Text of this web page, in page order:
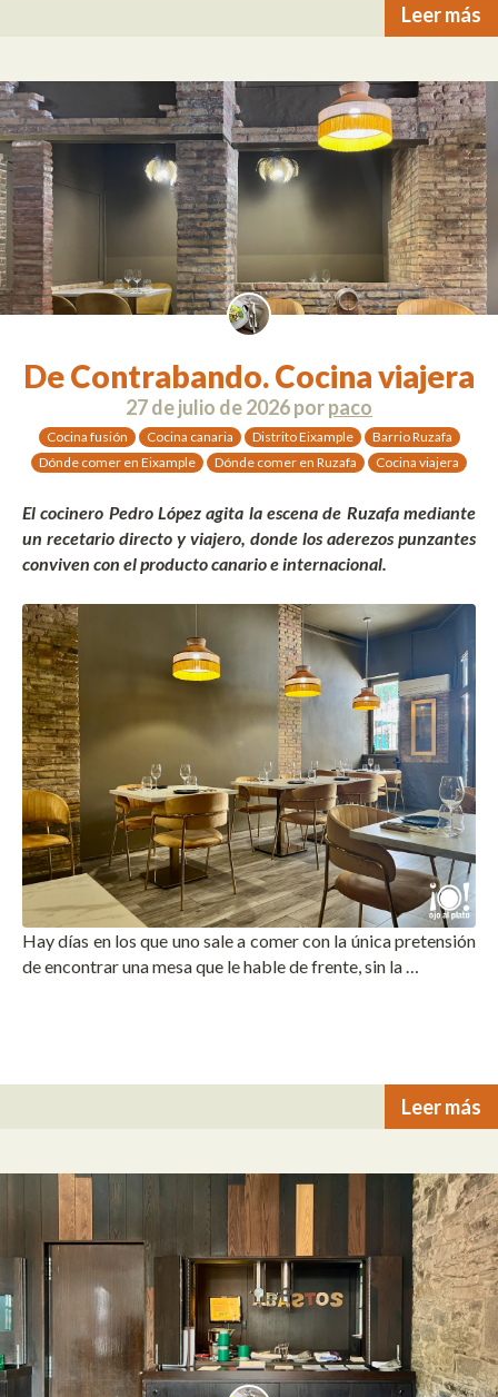
Leer más
De Contrabando. Cocina viajera
27 de julio de 2026porpaco
Cocina fusión Cocina canaria Distrito Eixample
Barrio Ruzafa
Dónde comer en Eixample
Dónde comer en Ruzafa Cocina viajera
El cocinero Pedro López agita la escena de Ruzafa mediante
un recetario directo y viajero, donde los aderezos punzantes
conviven con el producto canario e internacional.
Hay días en los que uno sale a comer con la única pretensión
de encontrar una mesa que le hable de frente, sin la …
Leer más